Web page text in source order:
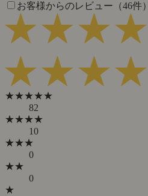
お客様からのレビュー（46件）
★★★★★
82
★★★★
10
★★★
0
★★
0
★